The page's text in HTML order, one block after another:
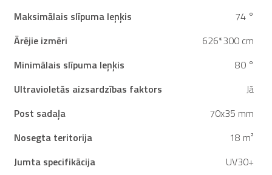
Maksimālais slīpuma leņķis
74 °
Ārējie izmēri
626*300 cm
Minimālais slīpuma leņķis
80 °
Ultravioletās aizsardzības faktors
Jā
Post sadaļa
70x35 mm
Nosegta teritorija
18 m²
Jumta specifikācija
UV30+